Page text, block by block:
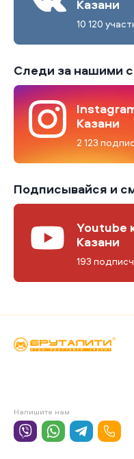
Казани
10 120
Следи за нашими
Казани
2 123
Подписывайся и
Youtube
Казани
193
Напишите нам